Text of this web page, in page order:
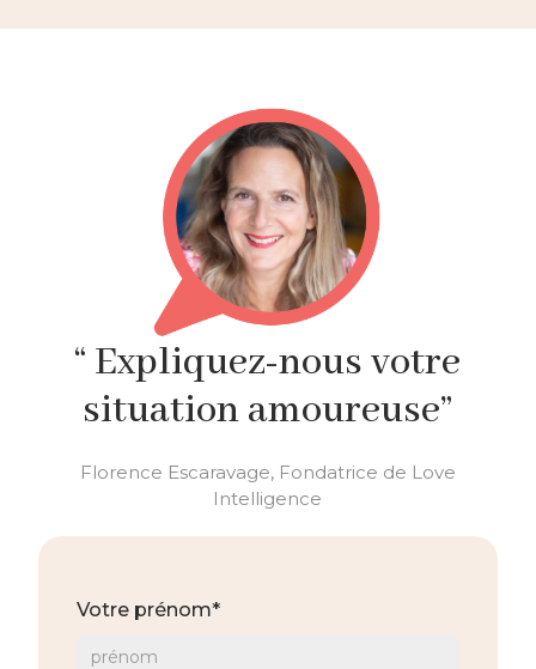
“ Expliquez-nous votre
situation amoureuse”
Florence Escaravage, Fondatrice de Love
Intelligence
Votre prénom*